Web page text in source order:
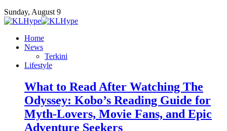
Sunday, August 9
Home
News
Terkini
Lifestyle
What to Read After Watching The
Odyssey: Kobo’s Reading Guide for
Myth-Lovers, Movie Fans, and Epic
Adventure Seekers